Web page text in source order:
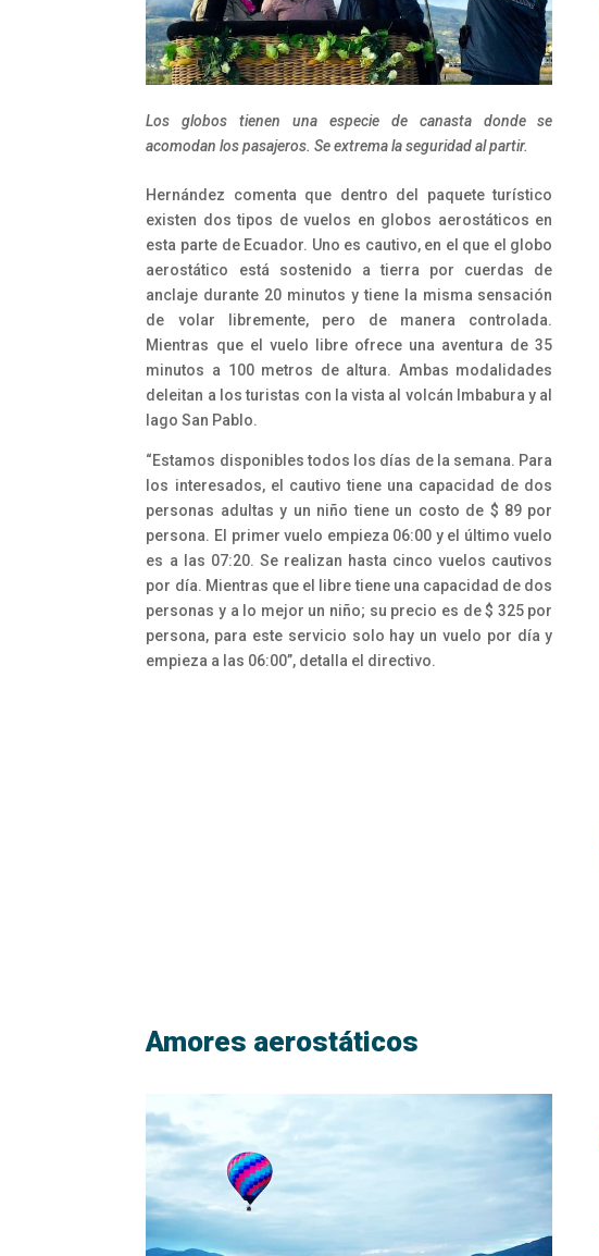
Los globos tienen una especie de canasta donde se
acomodan los pasajeros. Se extrema la seguridad al partir.
Hernández comenta que dentro del paquete turístico
existen dos tipos de vuelos en globos aerostáticos en
esta parte de Ecuador. Uno es cautivo, en el que el globo
aerostático está sostenido a tierra por cuerdas de
anclaje durante 20 minutos y tiene la misma sensación
de volar libremente, pero de manera controlada.
Mientras que el vuelo libre ofrece una aventura de 35
minutos a 100 metros de altura. Ambas modalidades
deleitan a los turistas con la vista al volcán Imbabura y al
lago San Pablo.
“Estamos disponibles todos los días de la semana. Para
los interesados, el cautivo tiene una capacidad de dos
personas adultas y un niño tiene un costo de $ 89 por
persona. El primer vuelo empieza 06:00 y el último vuelo
es a las 07:20. Se realizan hasta cinco vuelos cautivos
por día. Mientras que el libre tiene una capacidad de dos
personas y a lo mejor un niño; su precio es de $ 325 por
persona, para este servicio solo hay un vuelo por día y
empieza a las 06:00”, detalla el directivo.
Amores aerostáticos